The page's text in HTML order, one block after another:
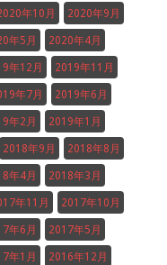
年10月 2020年9月
年5月 2020年4月
年12月 2019年11月
年7月 2019年6月
年2月 2019年1月
2018年9月 2018年8月
年4月 2018年3月
年11月 2017年10月
年6月 2017年5月
年1月 2016年12月